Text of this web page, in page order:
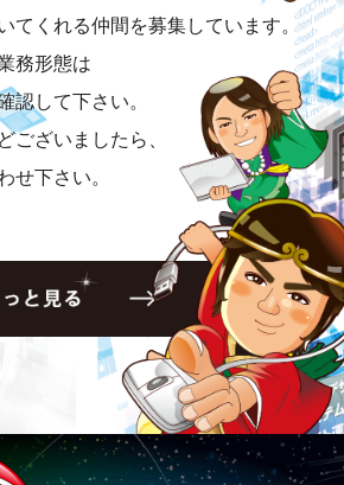
てくれる仲間を募集しています。
務形態は
認して下さい。
ございましたら、
せ下さい。